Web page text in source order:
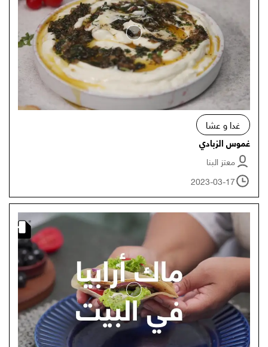
غدا و عشا
غموس الزبادي
معتز البنا
2023-03-17